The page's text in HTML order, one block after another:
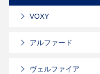
VOXY
アルファード
ヴェルファイア